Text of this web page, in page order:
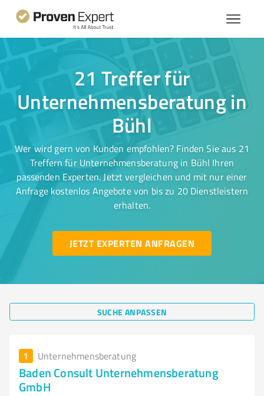
21 Treffer für
Unternehmensberatung in
Bühl
Wer wird gern von Kunden empfohlen? Finden Sie aus 21
Treffern für Unternehmensberatung in Bühl Ihren
passenden Experten. Jetzt vergleichen und mit nur einer
Anfrage kostenlos Angebote von bis zu 20 Dienstleistern
erhalten.
JETZT EXPERTEN ANFRAGEN
SUCHE ANPASSEN
1 Unternehmensberatung
Baden Consult Unternehmensberatung
GmbH